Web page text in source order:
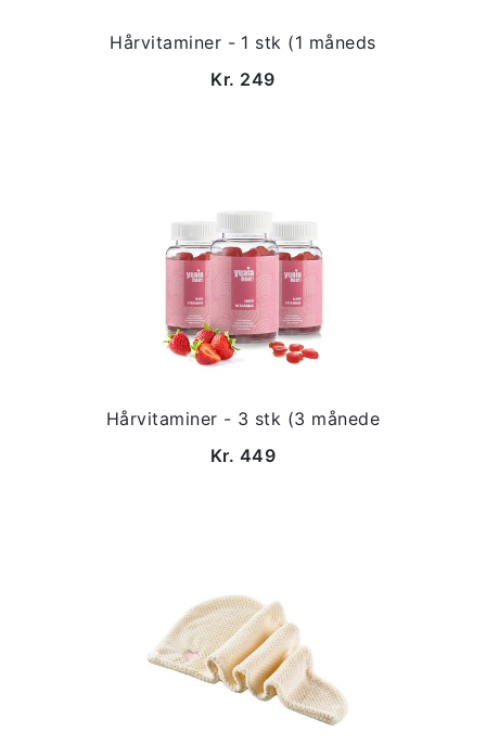
Hårvitaminer - 1 stk (1 måneds
Kr. 249
Hårvitaminer - 3 stk (3 månede
Kr. 449